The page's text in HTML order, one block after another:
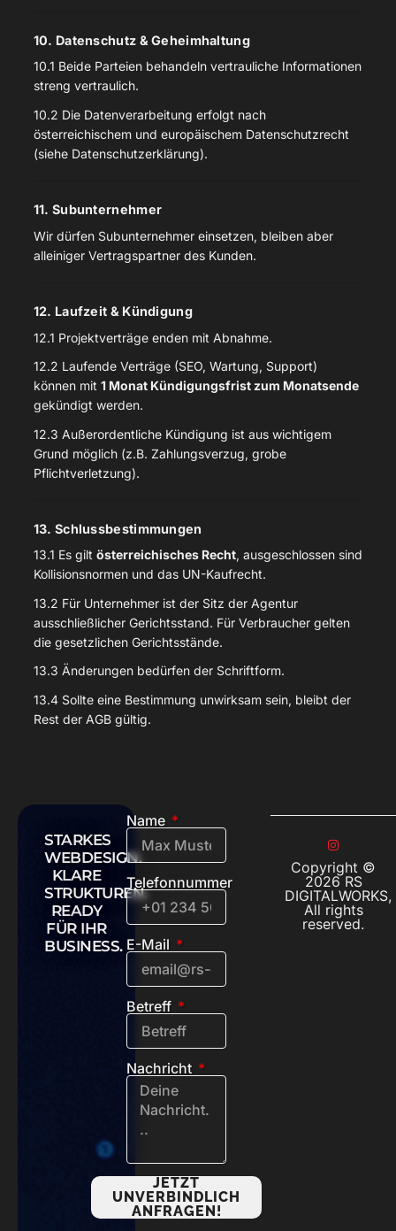
10. Datenschutz & Geheimhaltung
10.1 Beide Parteien behandeln vertrauliche Informationen
streng vertraulich.
10.2 Die Datenverarbeitung erfolgt nach
österreichischem und europäischem Datenschutzrecht
(siehe Datenschutzerklärung).
11. Subunternehmer
Wir dürfen Subunternehmer einsetzen, bleiben aber
alleiniger Vertragspartner des Kunden.
12. Laufzeit & Kündigung
12.1 Projektverträge enden mit Abnahme.
12.2 Laufende Verträge (SEO, Wartung, Support)
können mit 1 Monat Kündigungsfrist zum Monatsende
gekündigt werden.
12.3 Außerordentliche Kündigung ist aus wichtigem
Grund möglich (z.B. Zahlungsverzug, grobe
Pflichtverletzung).
13. Schlussbestimmungen
13.1 Es gilt österreichisches Recht, ausgeschlossen sind
Kollisionsnormen und das UN-Kaufrecht.
13.2 Für Unternehmer ist der Sitz der Agentur
ausschließlicher Gerichtsstand. Für Verbraucher gelten
die gesetzlichen Gerichtsstände.
13.3 Änderungen bedürfen der Schriftform.
13.4 Sollte eine Bestimmung unwirksam sein, bleibt der
Rest der AGB gültig.
STARKES
WEBDESIGN.
KLARE
STRUKTUREN.
READY
FÜR IHR
BUSINESS.
Name
Telefonnummer
E-Mail
Betreff
Nachricht
JETZT
UNVERBINDLICH
ANFRAGEN!
Copyright ©
2026 RS
DIGITALWORKS,
All rights
reserved.